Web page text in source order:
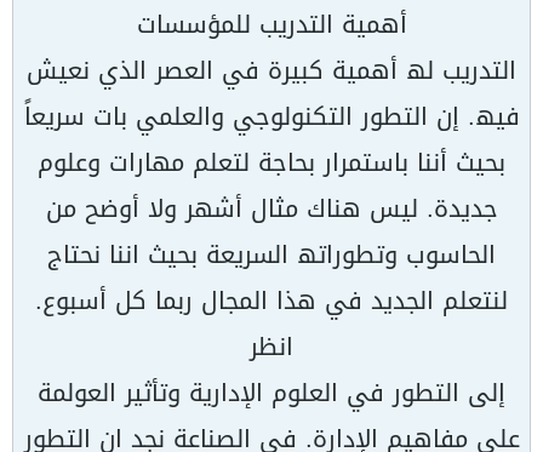
أھمیة التدریب للمؤسسات
التدریب لھ أھمیة كبیرة في العصر الذي نعیش
فیھ. إن التطور التكنولوجي والعلمي بات سریعاً
بحیث أننا باستمرار بحاجة لتعلم مھارات وعلوم
جدیدة. لیس ھناك مثال أشھر ولا أوضح من
الحاسوب وتطوراتھ السریعة بحیث اننا نحتاج
لنتعلم الجدید في ھذا المجال ربما كل أسبوع.
انظر
إلى التطور في العلوم الإداریة وتأثیر العولمة
على مفاھیم الإدارة. في الصناعة نجد ان التطور